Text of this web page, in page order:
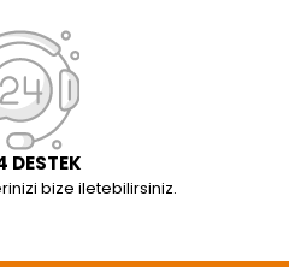
DESTEK
bize iletebilirsiniz.